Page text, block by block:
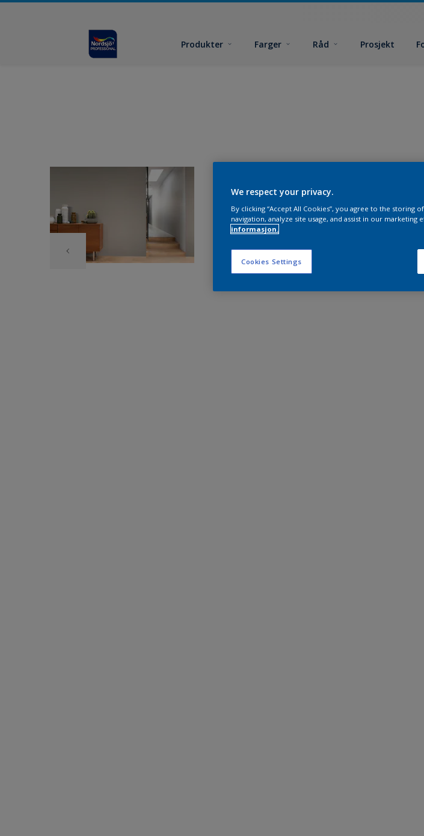
Produkter Farger Råd Prosjekt
We respect your privacy.
By clicking “Accept All Cookies”, you agree to the storing
navigation, analyze site usage, and assist in our marketing
informasjon.
Cookies Settings